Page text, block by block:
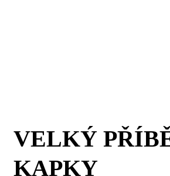
VELKÝ
KAPKY